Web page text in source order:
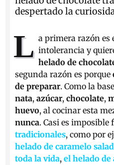
despertado la
L a primera razón es
intolerancia y
helado de
segunda razón es porque
de preparar. Como la
nata,azúcar,chocolate,
huevo, al cocinar esta
nunca. Casi es imposible
tradicionales, como por
helado de caramelo
toda la vida, el helado de